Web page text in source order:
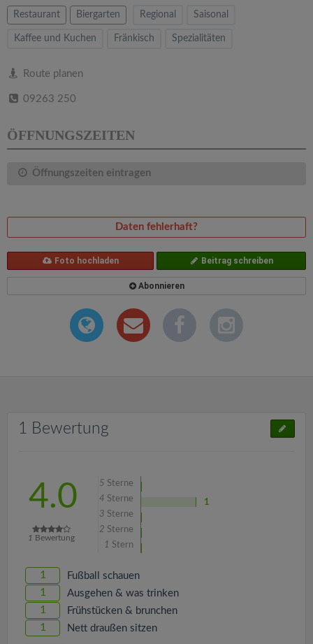
Restaurant Biergarten Regional Saisonal
Kaffee und Kuchen Fränkisch Spezialitäten
Route planen
09263 250
ÖFFNUNGSZEITEN
Öffnungszeiten eintragen
Daten fehlerhaft?
Foto hochladen Beitrag schreiben
Abonnieren
1 Bewertung
4.0
1 Bewertung
5 Sterne
4 Sterne
1
3 Sterne
2 Sterne
1 Stern
1 Fußball schauen
1 Ausgehen & was trinken
1 Frühstücken & brunchen
1 Nett draußen sitzen
v
o
n